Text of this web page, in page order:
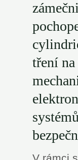
tření
V rámci